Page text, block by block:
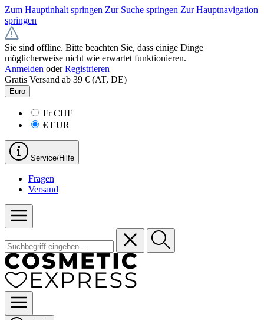
Zum Hauptinhalt springen Zur Suche springen Zur Hauptnavigation
springen
Sie sind offline. Bitte beachten Sie, dass einige Dinge
möglicherweise nicht wie erwartet funktionieren.
Anmelden oder Registrieren
Gratis Versand ab 39 € (AT, DE)
Euro
FrCHF
€ EUR
Service/Hilfe
Fragen
Versand